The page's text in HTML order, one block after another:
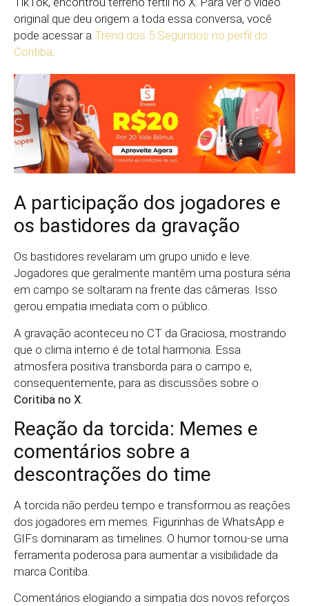
original que deu origem a toda essa conversa, você
pode acessar a Trend dos 5 Segundos no perfil do
Coritiba
A participação dos jogadores e
os bastidores da gravação
Os bastidores revelaram um grupo unido e leve.
Jogadores que geralmente mantêm uma postura séria
em campo se soltaram na frente das câmeras. Isso
gerou empatia imediata com o público.
A gravação aconteceu no CT da Graciosa, mostrando
que o clima interno é de total harmonia. Essa
atmosfera positiva transborda para o campo e,
consequentemente, para as discussões sobre o
Coritiba no X
Reação da torcida: Memes e
comentários sobre a
descontrações do time
A torcida não perdeu tempo e transformou as reações
dos jogadores em memes. Figurinhas de WhatsApp e
GIFs dominaram as timelines. O humor tornou-se uma
ferramenta poderosa para aumentar a visibilidade da
marca Coritiba.
Comentários elogiando a simpatia dos novos reforços